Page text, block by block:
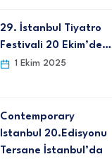
29. İstanbul Tiyatro
Festivali 20 Ekim’de…
1 Ekim 2025
Contemporary
Istanbul 20.Edisyonu
Tersane İstanbul’da